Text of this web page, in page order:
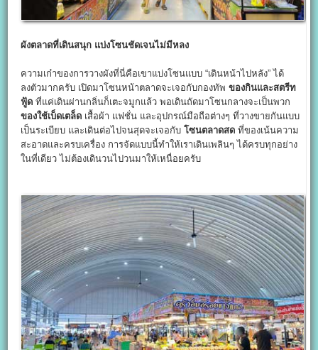
ผังตลาดที่เดินสนุก แบ่งโซนชัดเจนไม่มีหลง
ความเก๋าของการวางผังที่นี่คือเขาแบ่งโซนแบบ “เดินหน้าไปหลัง” ได้
ลงตัวมากครับ เปิดมาโซนหน้าตลาดจะเจอกับกองทัพของกินและสตรีท
ฟู้ด ที่แค่เดินผ่านกลิ่นก็เตะจมูกแล้ว พอเดินถัดมาโซนกลางจะเป็นพวก
ของใช้เบ็ดเตล็ด เสื้อผ้า แฟชั่น และอุปกรณ์มือถือต่างๆ ที่วางขายกันแบบ
เป็นระเบียบ และเดินต่อไปจนสุดจะเจอกับโซนตลาดสด ที่ของเน้นความ
สะอาดและครบเครื่อง การจัดแบบนี้ทำให้เราเดินเพลินๆ ได้ครบทุกอย่าง
ในที่เดียว ไม่ต้องเดินวนไปวนมาให้เหนื่อยครับ